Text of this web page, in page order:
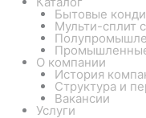
Бытовые
Мульти-сплит
О компании
История
Структура и
Вакансии
Услуги